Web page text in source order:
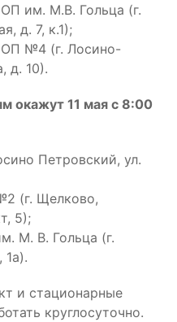
им. М.В. Гольца (г.
д. 7, к.1);
ОП №4 (г. Лосино-
д. 10).
окажут 11 мая с 8:00
Петровский, ул.
(г. Щелково,
5);
М. В. Гольца (г.
1а).
и стационарные
круглосуточно.